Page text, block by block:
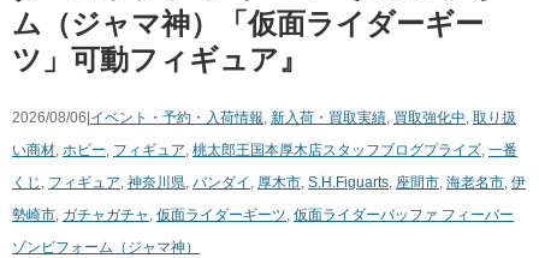
ム（ジャマ神）「仮面ライダーギー
ツ」可動フィギュア』
2026/08/06| イベント・予約・入荷情報, 新入荷・買取実績, 買取強化中, 取り扱
い商材, ホビー, フィギュア, 桃太郎王国本厚木店スタッフブログプライズ, 一番
くじ , フィギュア, 神奈川県, バンダイ , 厚木市, S.H.Figuarts, 座間市, 海老名市, 伊
勢崎市, ガチャガチャ , 仮面ライダーギーツ, 仮面ライダーバッファ フィーバー
ゾンビフォーム（ジャマ神）